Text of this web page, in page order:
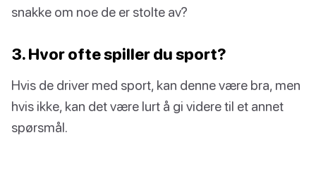
snakke om noe de er stolte av?
3. Hvor ofte spiller du sport?
Hvis de driver med sport, kan denne være bra, men
hvis ikke, kan det være lurt å gi videre til et annet
spørsmål.